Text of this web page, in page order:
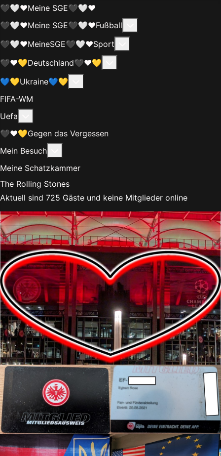
🖤🤍❤️Meine SGE🖤🤍❤️
🖤🤍❤️Meine SGE🖤🤍❤️Fußball
🖤🤍❤️MeineSGE🖤🤍❤️Sport
🖤❤️💛Deutschland🖤❤️💛
💙💛Ukraine💙💛
FIFA-WM
Uefa
🖤❤️💛Gegen das Vergessen
Mein Besuch
Meine Schatzkammer
The Rolling Stones
Aktuell sind 725 Gäste und keine Mitglieder online